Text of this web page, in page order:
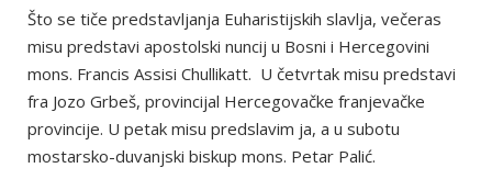
Što se tiče predstavljanja Euharistijskih slavlja, večeras
misu predstavi apostolski nuncij u Bosni i Hercegovini
mons. Francis Assisi Chullikatt. U četvrtak misu predstavi
fra Jozo Grbeš, provincijal Hercegovačke franjevačke
provincije. U petak misu predslavim ja, a u subotu
mostarsko-duvanjski biskup mons. Petar Palić.